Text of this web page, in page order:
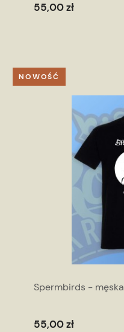
55,00 zł
Spermbirds - męska
55,00 zł
NOWOŚĆ